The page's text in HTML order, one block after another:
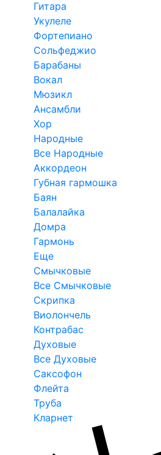
Гитара
Укулеле
Фортепиано
Сольфеджио
Барабаны
Вокал
Мюзикл
Ансамбли
Хор
Народные
Все Народные
Аккордеон
Губная гармошка
Баян
Балалайка
Домра
Гармонь
Еще
Смычковые
Все Смычковые
Скрипка
Виолончель
Контрабас
Духовые
Все Духовые
Саксофон
Флейта
Труба
Кларнет